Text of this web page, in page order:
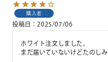
購入者
投稿日 2025/07/06
ホワイト注文しました。
まだ届いていないけどたのしみ